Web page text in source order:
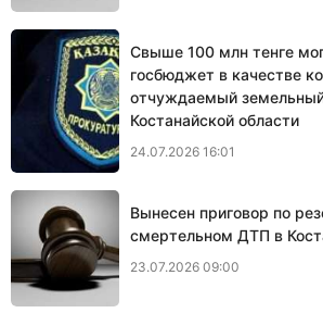
Свыше 100 млн тенге
госбюджет в качестве
отчуждаемый
Костанайской области
24.07.2026 16:01
Вынесен приговор по
смертельном ДТП в
23.07.2026 09:00